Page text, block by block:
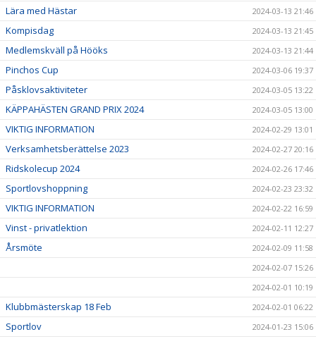
Lära med Hästar 2024-03-13 21:46
Kompisdag 2024-03-13 21:45
Medlemskväll på Hööks 2024-03-13 21:44
Pinchos Cup 2024-03-06 19:37
Påsklovsaktiviteter 2024-03-05 13:22
KÄPPAHÄSTEN GRAND PRIX 2024 2024-03-05 13:00
VIKTIG INFORMATION 2024-02-29 13:01
Verksamhetsberättelse 2023 2024-02-27 20:16
Ridskolecup 2024 2024-02-26 17:46
Sportlovshoppning 2024-02-23 23:32
VIKTIG INFORMATION 2024-02-22 16:59
Vinst - privatlektion 2024-02-11 12:27
Årsmöte
2024-02-09 11:58
2024-02-07 15:26
2024-02-01 10:19
Klubbmästerskap 18 Feb 2024-02-01 06:22
Sportlov 2024-01-23 15:06